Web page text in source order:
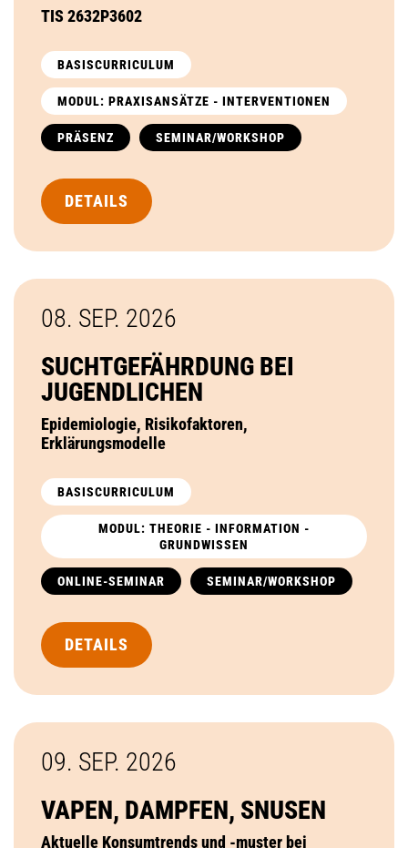
TIS 2632P3602
BASISCURRICULUM
MODUL: PRAXISANSÄTZE - INTERVENTIONEN
PRÄSENZ SEMINAR/WORKSHOP
DETAILS
08. SEP. 2026
SUCHTGEFÄHRDUNG BEI
JUGENDLICHEN
Epidemiologie, Risikofaktoren,
Erklärungsmodelle
BASISCURRICULUM
MODUL: THEORIE - INFORMATION -
GRUNDWISSEN
ONLINE-SEMINAR SEMINAR/WORKSHOP
DETAILS
09. SEP. 2026
VAPEN, DAMPFEN, SNUSEN
Aktuelle Konsumtrends und -muster bei